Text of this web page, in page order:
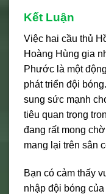
Kết Luận
Việc hai cầu thủ
Hoàng Hùng gia
Phước là một
phát triển đội
sung sức mạnh
tiêu quan trọng
đang rất mong
mang lại trên sân
Bạn có cảm thấy
nhập đội bóng